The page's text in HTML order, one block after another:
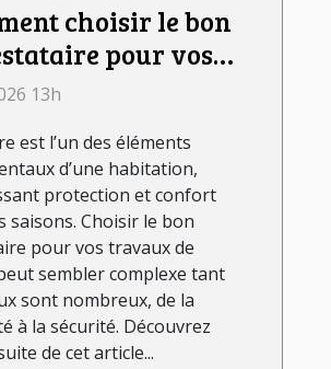
choisir le bon
pour vos
de toiture ?
13h
est l’un des éléments
d’une habitation,
protection et confort
saisons. Choisir le bon
pour vos travaux de
sembler complexe tant
sont nombreux, de la
à la sécurité. Découvrez
de cet article...